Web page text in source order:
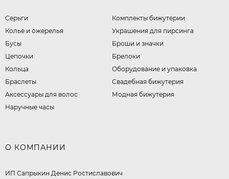
Серьги
Колье и ожерелья
Бусы
Цепочки
Кольца
Браслеты
Аксессуары для волос
Наручные часы
Комплекты бижутерии
Украшения для пирсинга
Броши и значки
Брелоки
Оборудование и упаковка
Свадебная бижутерия
Модная бижутерия
О КОМПАНИИ
ИП Сапрыкин Денис Ростиславович